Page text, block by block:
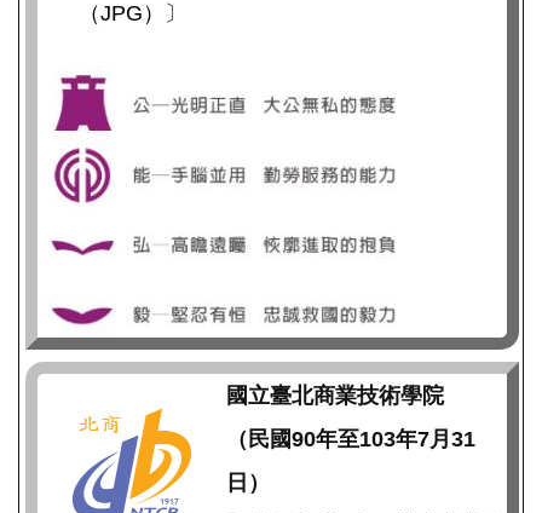
（JPG）〕
國立臺北商業技術學院
（民國90年至103年7月31
日）